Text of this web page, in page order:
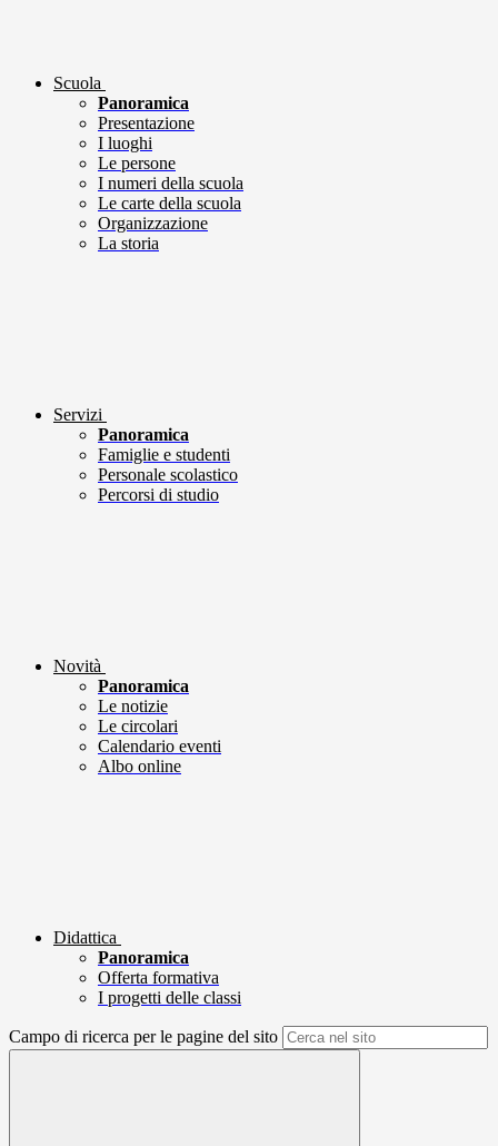
Scuola
Panoramica
Presentazione
I luoghi
Le persone
I numeri della scuola
Le carte della scuola
Organizzazione
La storia
Servizi
Panoramica
Famiglie e studenti
Personale scolastico
Percorsi di studio
Novità
Panoramica
Le notizie
Le circolari
Calendario eventi
Albo online
Didattica
Panoramica
Offerta formativa
I progetti delle classi
Campo di ricerca per le pagine del sito